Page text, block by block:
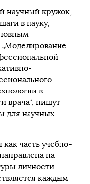
научный кружок,
в науку,
в
врача“, пишут
для научных
часть учебно-
на
личности
каждым